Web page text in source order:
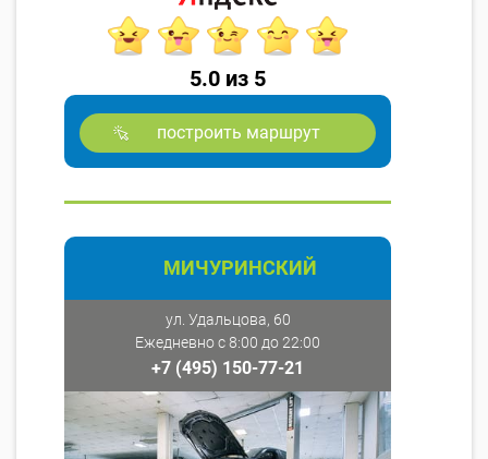
5.0 из 5
построить маршрут
МИЧУРИНСКИЙ
ул. Удальцова, 60
Ежедневно с 8:00 до 22:00
+7 (495) 150-77-21